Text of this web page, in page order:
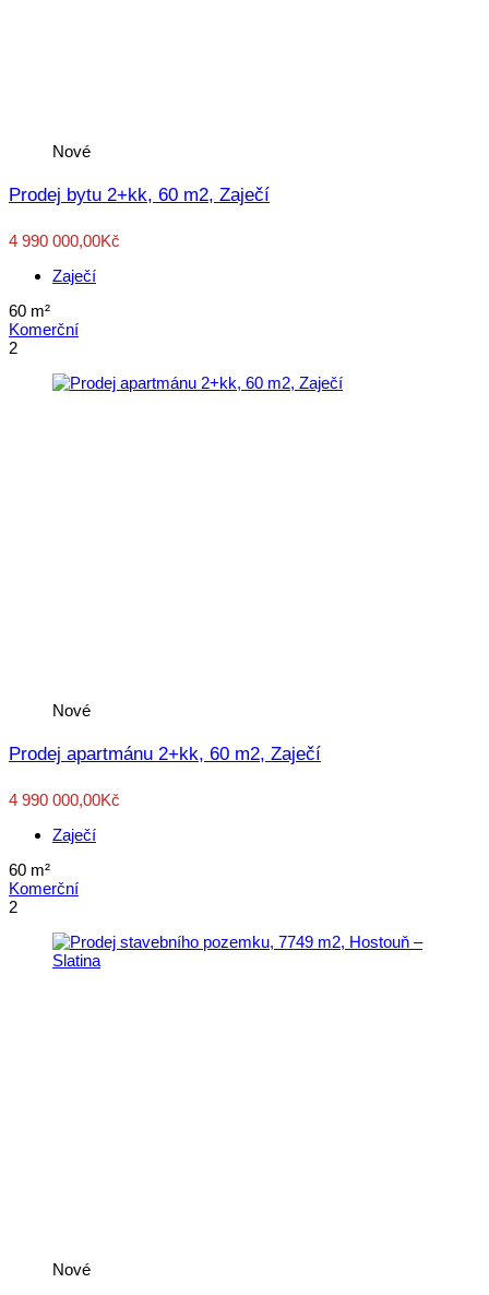
Nové
Prodej bytu 2+kk, 60 m2, Zaječí
4 990 000,00Kč
Zaječí
60 m²
Komerční
2
Nové
Prodej apartmánu 2+kk, 60 m2, Zaječí
4 990 000,00Kč
Zaječí
60 m²
Komerční
2
Nové